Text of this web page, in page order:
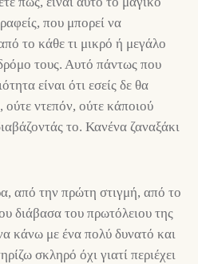
που μπορεί να
το κάθε τι μικρό ή μεγάλο
τους. Αυτό πάντως που
είναι ότι εσείς δε θα
ούτε ντεπόν, ούτε κάποιού
το. Κανένα ζαναξάκι
από την πρώτη στιγμή, από το
διάβασα του πρωτόλειου της
κάνω με ένα πολύ δυνατό και
σκληρό όχι γιατί περιέχει